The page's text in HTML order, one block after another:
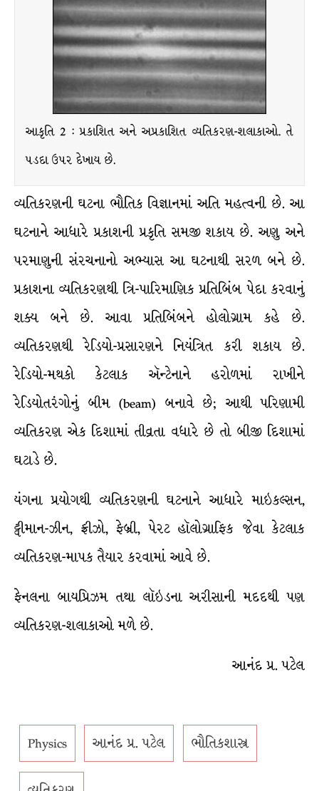
આકૃતિ 2 : પ્રકાશિત અને અપ્રકાશિત વ્યતિકરણ-શલાકાઓ. તે
પડદા ઉપર દેખાય છે.
વ્યતિકરણની ઘટના ભૌતિક વિજ્ઞાનમાં અતિ મહત્વની છે. આ
ઘટનાને આધારે પ્રકાશની પ્રકૃતિ સમજી શકાય છે. અણુ અને
પરમાણુની સંરચનાનો અભ્યાસ આ ઘટનાથી સરળ બને છે.
પ્રકાશના વ્યતિકરણથી ત્રિ-પારિમાણિક પ્રતિબિંબ પેદા કરવાનું
શક્ય બને છે. આવા પ્રતિબિંબને હોલોગ્રામ કહે છે.
વ્યતિકરણથી રેડિયો-પ્રસારણને નિયંત્રિત કરી શકાય છે.
રેડિયો-મથકો કેટલાક ઍન્ટેનાને હરોળમાં રાખીને
રેડિયોતરંગોનું બીમ (beam) બનાવે છે; આથી પરિણામી
વ્યતિકરણ એક દિશામાં તીવ્રતા વધારે છે તો બીજી દિશામાં
ઘટાડે છે.
યંગના પ્રયોગથી વ્યતિકરણની ઘટનાને આધારે માઇકલ્સન,
ટ્વીમાન-ઝીન, ફ્રીઝો, ફેબ્રી, પેરટ હૉલોગ્રાફિક જેવા કેટલાક
વ્યતિકરણ-માપક તૈયાર કરવામાં આવે છે.
ફેનલના બાયપ્રિઝમ તથા લૉઇડના અરીસાની મદદથી પણ
વ્યતિકરણ-શલાકાઓ મળે છે.
આનંદ પ્ર. પટેલ
Physics આનંદ પ્ર. પટેલ ભૌતિકશાસ્ત્ર